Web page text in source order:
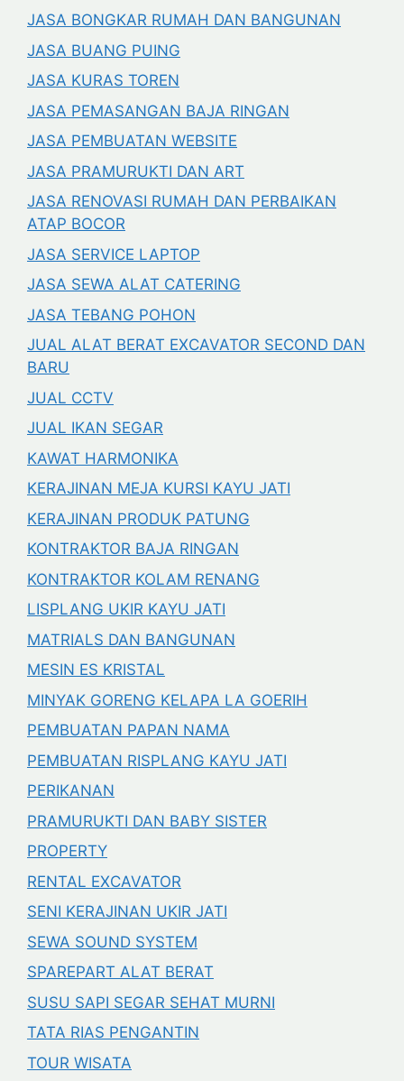
JASA BONGKAR RUMAH DAN BANGUNAN
JASA BUANG PUING
JASA KURAS TOREN
JASA PEMASANGAN BAJA RINGAN
JASA PEMBUATAN WEBSITE
JASA PRAMURUKTI DAN ART
JASA RENOVASI RUMAH DAN PERBAIKAN
ATAP BOCOR
JASA SERVICE LAPTOP
JASA SEWA ALAT CATERING
JASA TEBANG POHON
JUAL ALAT BERAT EXCAVATOR SECOND DAN
BARU
JUAL CCTV
JUAL IKAN SEGAR
KAWAT HARMONIKA
KERAJINAN MEJA KURSI KAYU JATI
KERAJINAN PRODUK PATUNG
KONTRAKTOR BAJA RINGAN
KONTRAKTOR KOLAM RENANG
LISPLANG UKIR KAYU JATI
MATRIALS DAN BANGUNAN
MESIN ES KRISTAL
MINYAK GORENG KELAPA LA GOERIH
PEMBUATAN PAPAN NAMA
PEMBUATAN RISPLANG KAYU JATI
PERIKANAN
PRAMURUKTI DAN BABY SISTER
PROPERTY
RENTAL EXCAVATOR
SENI KERAJINAN UKIR JATI
SEWA SOUND SYSTEM
SPAREPART ALAT BERAT
SUSU SAPI SEGAR SEHAT MURNI
TATA RIAS PENGANTIN
TOUR WISATA